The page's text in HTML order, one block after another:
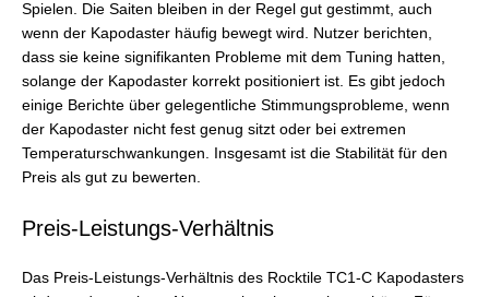
Spielen. Die Saiten bleiben in der Regel gut gestimmt, auch
wenn der Kapodaster häufig bewegt wird. Nutzer berichten,
dass sie keine signifikanten Probleme mit dem Tuning hatten,
solange der Kapodaster korrekt positioniert ist. Es gibt jedoch
einige Berichte über gelegentliche Stimmungsprobleme, wenn
der Kapodaster nicht fest genug sitzt oder bei extremen
Temperaturschwankungen. Insgesamt ist die Stabilität für den
Preis als gut zu bewerten.
Preis-Leistungs-Verhältnis
Das Preis-Leistungs-Verhältnis des Rocktile TC1-C Kapodasters